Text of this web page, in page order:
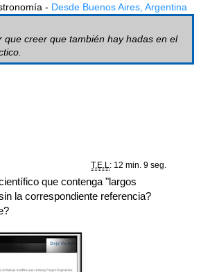
- Desde Buenos Aires, Argentina
creer que también hay hadas en el
T.E.L: 12 min. 9 seg.
que contenga "largos
la correspondiente referencia?